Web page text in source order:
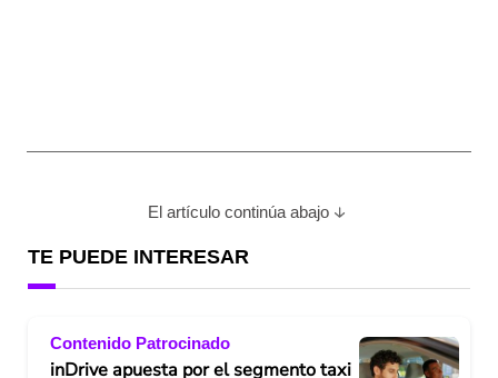
El artículo continúa abajo
TE PUEDE INTERESAR
Contenido Patrocinado
inDrive apuesta por el segmento taxi